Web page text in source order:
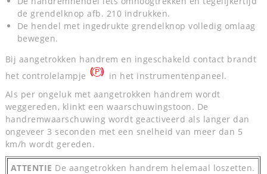
de grendelknop afb. 210 indrukken.
De hendel met ingedrukte grendelknop volledig omlaag
bewegen.
Bij aangetrokken handrem en ingeschakeld contact brandt
het controlelampje
in het instrumentenpaneel.
Als per ongeluk met aangetrokken handrem wordt
weggereden, klinkt een waarschuwingstoon. De
handremwaarschuwing wordt geactiveerd als langer dan
ongeveer 3 seconden met een snelheid van meer dan 5
km/h wordt gereden.
ATTENTIE De aangetrokken handrem helemaal loszetten.